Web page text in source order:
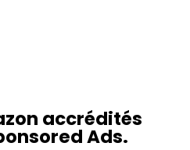
accrédités
Ads.